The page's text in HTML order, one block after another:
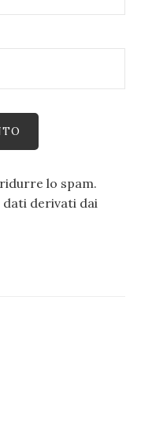
lo spam.
derivati dai